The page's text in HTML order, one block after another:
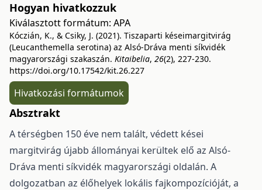
Hogyan hivatkozzuk
Kiválasztott formátum: APA
Kóczián, K., & Csiky, J. (2021). Tiszaparti késeimargitvirág
(Leucanthemella serotina) az Alsó-Dráva menti síkvidék
magyarországi szakaszán. Kitaibelia, 26(2), 227-230.
https://doi.org/10.17542/kit.26.227
Hivatkozási formátumok
Absztrakt
A térségben 150 éve nem talált, védett kései
margitvirág újabb állományai kerültek elő az Alsó-
Dráva menti síkvidék magyarországi oldalán. A
dolgozatban az élőhelyek lokális fajkompozíció­ját, a